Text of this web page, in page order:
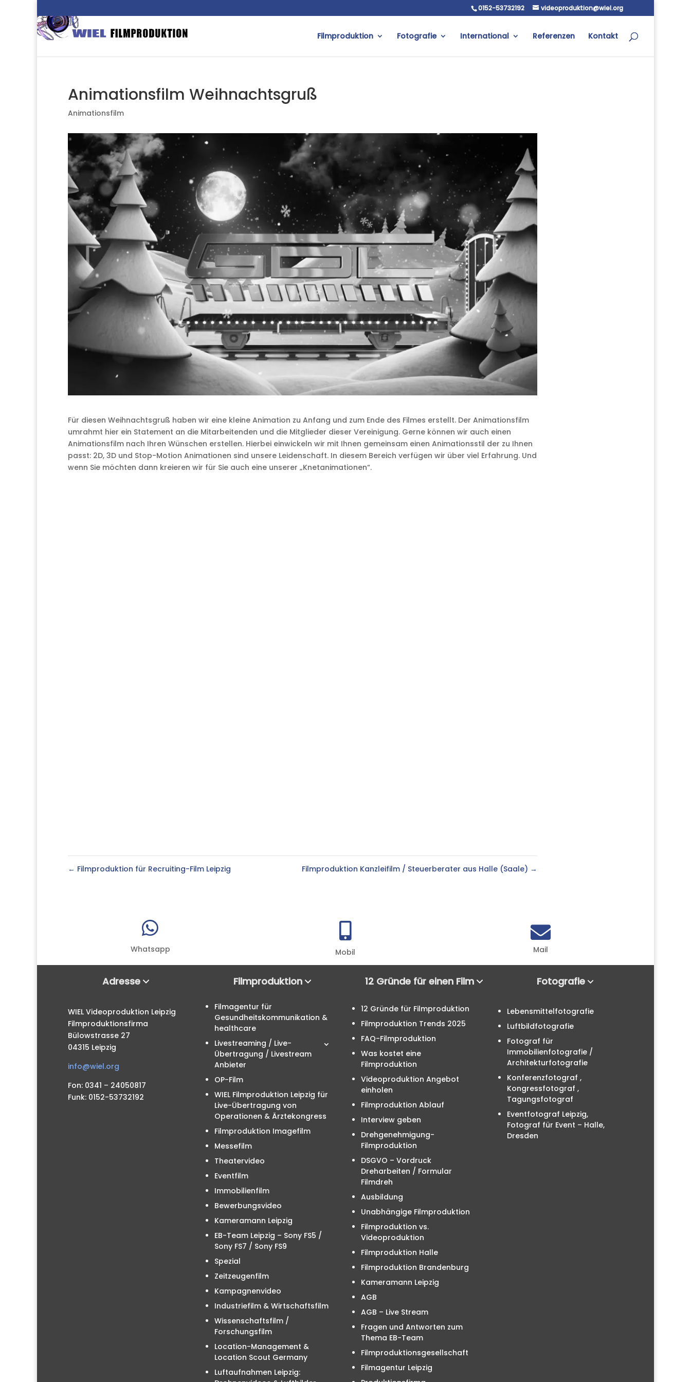
0152-53732192 videoproduktion@wiel.org
Filmproduktion Fotografie International Referenzen Kontakt
Animationsfilm Weihnachtsgruß
Animationsfilm
Für diesen Weihnachtsgruß haben wir eine kleine Animation zu Anfang und zum Ende des Filmes erstellt. Der Animationsfilm
umrahmt hier ein Statement an die Mitarbeitenden und die Mitglieder dieser Vereinigung. Gerne können wir auch einen
Animationsfilm nach Ihren Wünschen erstellen. Hierbei einwickeln wir mit Ihnen gemeinsam einen Animationsstil der zu Ihnen
passt: 2D, 3D und Stop-Motion Animationen sind unsere Leidenschaft. In diesem Bereich verfügen wir über viel Erfahrung. Und
wenn Sie möchten dann kreieren wir für Sie auch eine unserer „Knetanimationen“.
← Filmproduktion für Recruiting-Film Leipzig Filmproduktion Kanzleifilm / Steuerberater aus Halle (Saale) →

Whatsapp

Mobil

Mail
Adresse
WIEL Videoproduktion Leipzig
Filmproduktionsfirma
Bülowstrasse 27
04315 Leipzig
info@wiel.org
Fon: 0341 – 24050817
Funk: 0152-53732192
Filmproduktion
Filmagentur für
Gesundheitskommunikation &
healthcare
Livestreaming / Live-
Übertragung / Livestream
Anbieter
OP-Film
WIEL Filmproduktion Leipzig für
Live-Übertragung von
Operationen & Ärztekongress
Filmproduktion Imagefilm
Messefilm
Theatervideo
Eventfilm
Immobilienfilm
Bewerbungsvideo
Kameramann Leipzig
EB-Team Leipzig – Sony FS5 /
Sony FS7 / Sony FS9
Spezial
Zeitzeugenfilm
Kampagnenvideo
Industriefilm & Wirtschaftsfilm
Wissenschaftsfilm /
Forschungsfilm
Location-Management &
Location Scout Germany
Luftaufnahmen Leipzig:
12 Gründe für einen Film
12 Gründe für Filmproduktion
Filmproduktion Trends 2025
FAQ-Filmproduktion
Was kostet eine
Filmproduktion
Videoproduktion Angebot
einholen
Filmproduktion Ablauf
Interview geben
Drehgenehmigung-
Filmproduktion
DSGVO – Vordruck
Dreharbeiten / Formular
Filmdreh
Ausbildung
Unabhängige Filmproduktion
Filmproduktion vs.
Videoproduktion
Filmproduktion Halle
Filmproduktion Brandenburg
Kameramann Leipzig
AGB
AGB – Live Stream
Fragen und Antworten zum
Thema EB-Team
Filmproduktionsgesellschaft
Filmagentur Leipzig
Fotografie
Lebensmittelfotografie
Luftbildfotografie
Fotograf für
Immobilienfotografie /
Architekturfotografie
Konferenzfotograf ,
Kongressfotograf ,
Tagungsfotograf
Eventfotograf Leipzig,
Fotograf für Event – Halle,
Dresden